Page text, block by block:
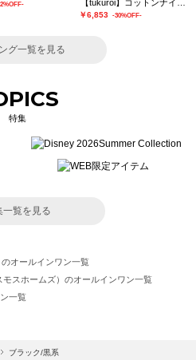
￥6,853 -30%OFF-
グ一覧を見る
特集
一覧を見る
オールインワン一覧
スホームズ）のオールインワン一覧
一覧
ブルー）のオールインワン一覧
ブラック/黒系